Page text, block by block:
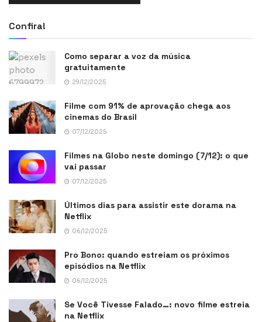
Confira!
Como separar a voz da música
gratuitamente
29/12/2025
Filme com 91% de aprovação chega aos
cinemas do Brasil
07/12/2025
Filmes na Globo neste domingo (7/12): o que
vai passar
07/12/2025
Últimos dias para assistir este dorama na
Netflix
06/12/2025
Pro Bono: quando estreiam os próximos
episódios na Netflix
06/12/2025
Se Você Tivesse Falado…: novo filme estreia
na Netflix